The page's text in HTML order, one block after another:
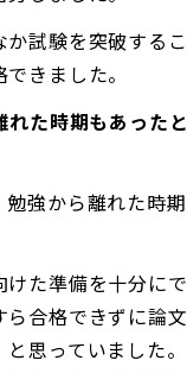
か試験を突破する
きました。
れた時期もあった
勉強から離れた時
けた準備を十分に
ら合格できずに論
と思っていました